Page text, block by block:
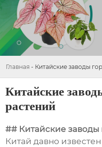
Главная - Китайские заводы
Китайские
растений
## Китайские
Китай давно